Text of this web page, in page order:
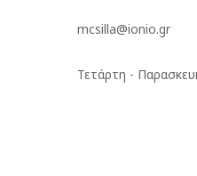
mcsilla@ionio.gr
Τετάρτη -